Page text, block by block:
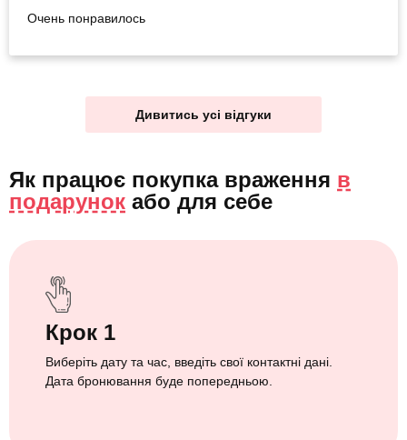
Очень понравилось
Дивитись усі відгуки
Як працює покупка враження в
подарунок або для себе
Крок 1
Виберіть дату та час, введіть свої контактні дані.
Дата бронювання буде попередньою.